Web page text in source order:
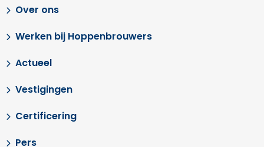
Over ons
Werken bij Hoppenbrouwers
Actueel
Vestigingen
Certificering
Pers